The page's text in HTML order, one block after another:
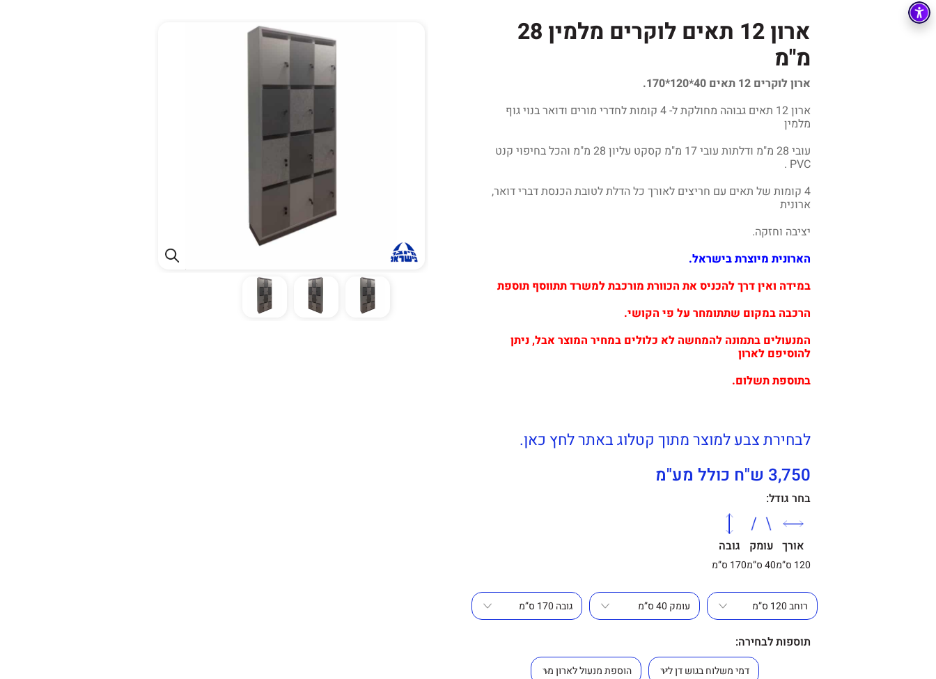
ארון 12 תאים לוקרים מלמין 28
מ"מ
ארון לוקרים 12 תאים 40*120*170.
ארון 12 תאים גבוהה מחולקת ל- 4 קומות לחדרי מורים ודואר בנוי גוף
מלמין
עובי 28 מ"מ ודלתות עובי 17 מ"מ קסקט עליון 28 מ"מ והכל בחיפוי קנט
PVC .
4 קומות של תאים עם חריצים לאורך כל הדלת לטובת הכנסת דברי דואר,
ארונית
יציבה וחזקה.
הארונית מיוצרת בישראל.
במידה ואין דרך להכניס את הכוורת מורכבת למשרד תתווסף תוספת
הרכבה במקום שתתומחר על פי הקושי.
המנעולים בתמונה להמחשה לא כלולים במחיר המוצר אבל, ניתן
להוסיפם לארון
בתוספת תשלום.
לבחירת צבע למוצר מתוך קטלוג באתר לחץ כאן.
3,750 ש"ח כולל מע"מ
בחר גודל:
אורך
120 ס”מ
עומק
40 ס”מ
גובה
170 ס”מ
תוספות לבחירה: